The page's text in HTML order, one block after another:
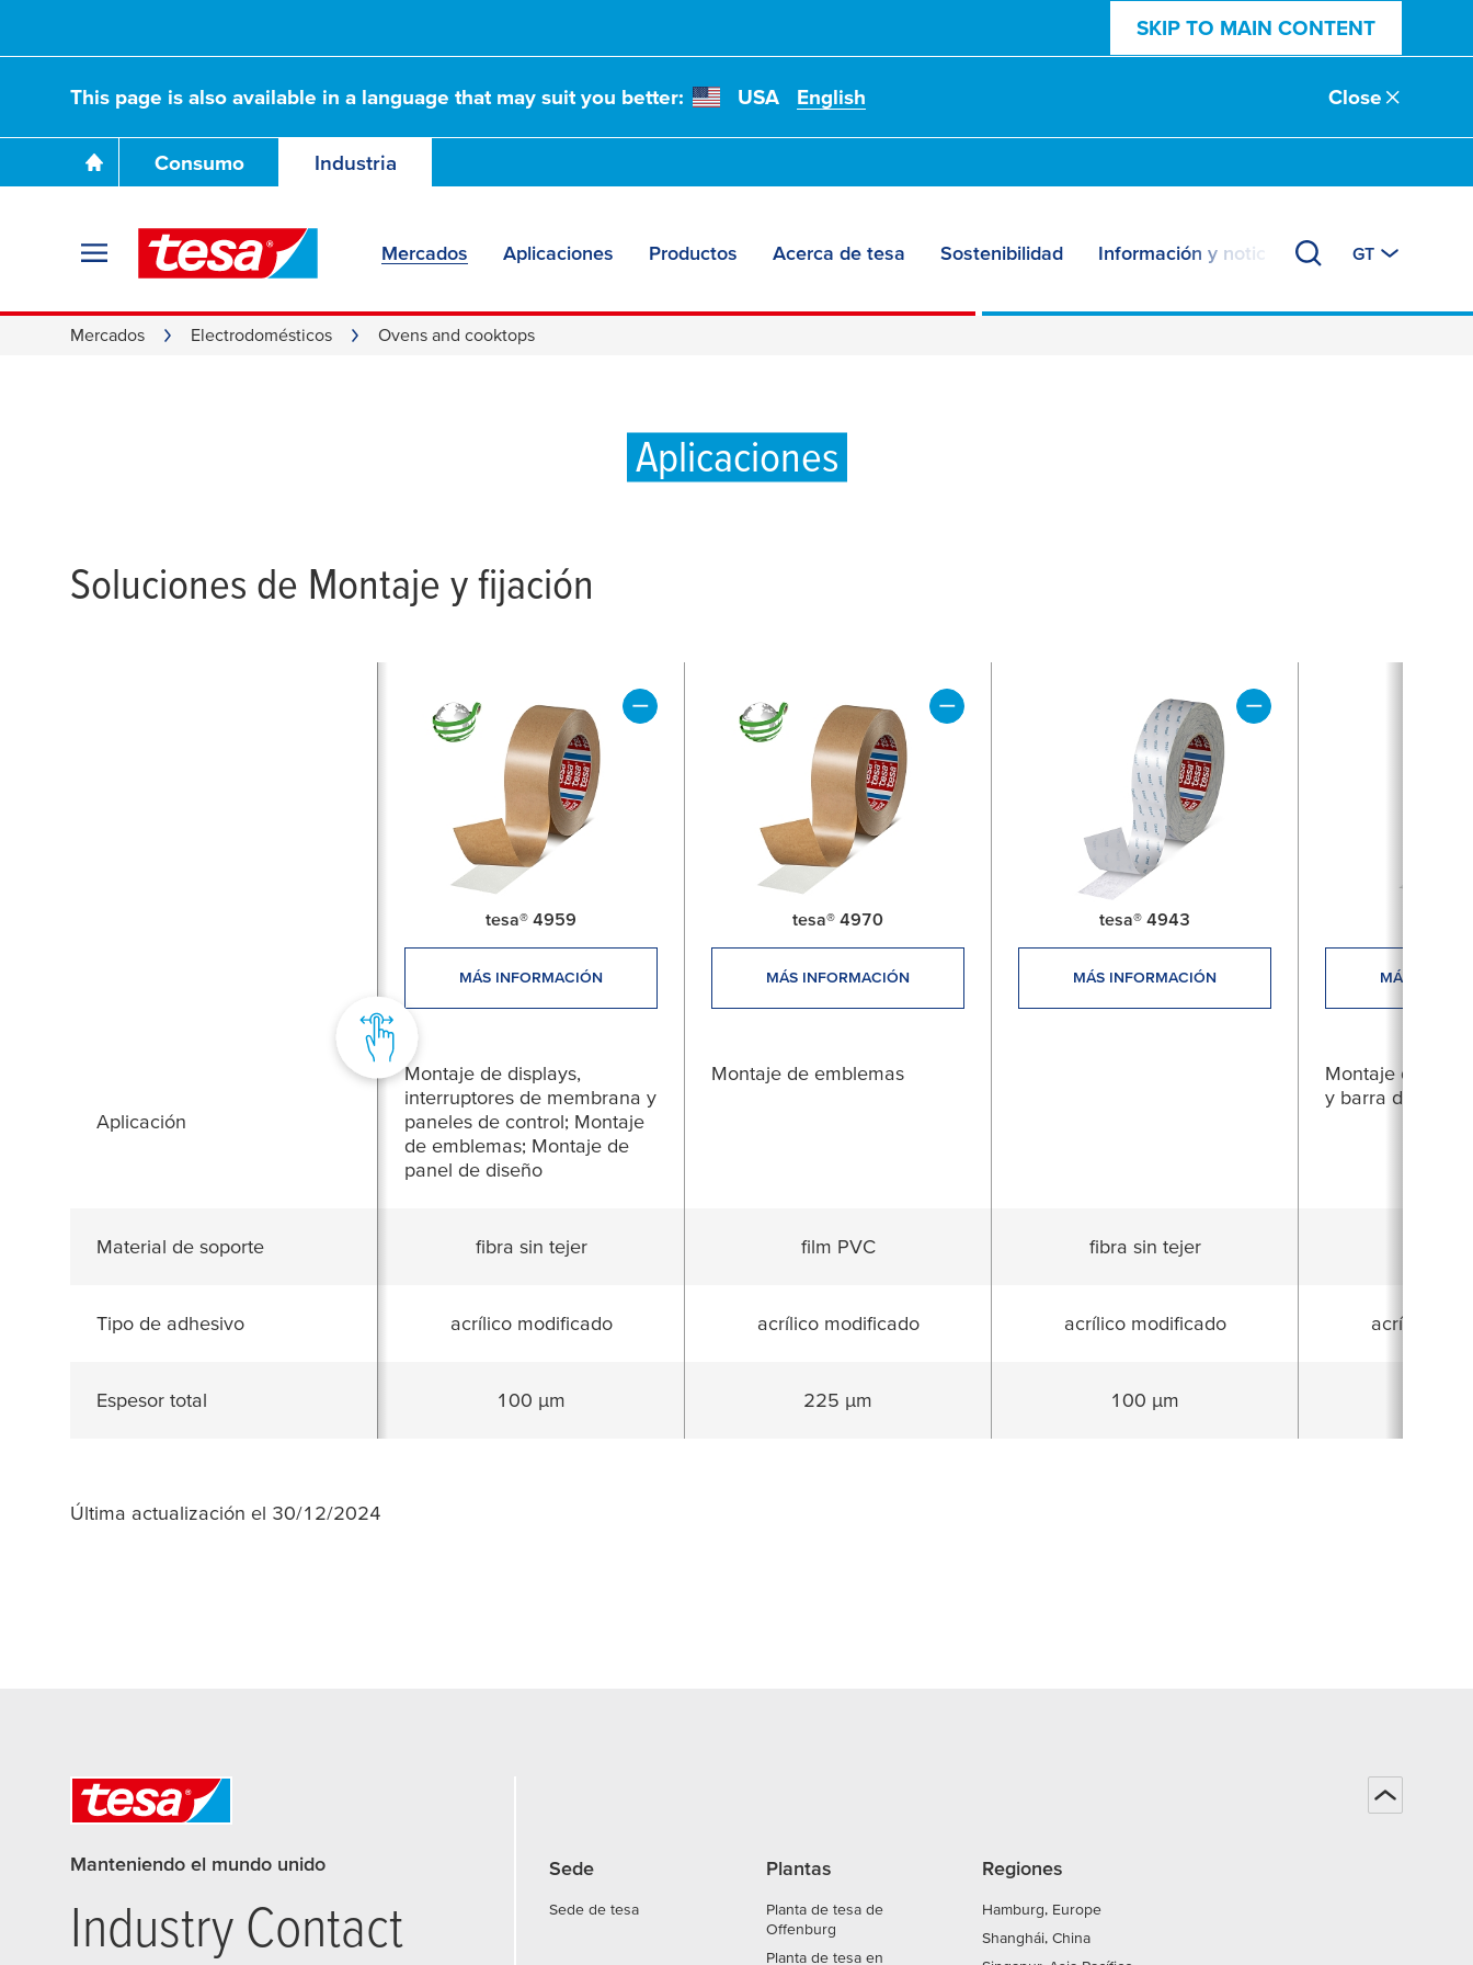
SKIP TO MAIN CONTENT
This page is also available in a language that may suit you better: USA English Close
Consumo Industria
Mercados Aplicaciones Productos Acerca de tesa Sostenibilidad Información y noticias GT
Mercados Electrodomésticos Ovens and cooktops
para hornos y cocinas
Aplicaciones
Soluciones de Montaje y fijación
tesa® 4959
MÁS INFORMACIÓN
tesa® 4970
MÁS INFORMACIÓN
tesa® 4943
MÁS INFORMACIÓN MÁS
Aplicación
Montaje de displays,
interruptores de membrana y
paneles de control; Montaje
de emblemas; Montaje de
panel de diseño
Montaje de emblemas
Montaje de
y barra de
Material de soporte fibra sin tejer film PVC fibra sin tejer
Tipo de adhesivo acrílico modificado acrílico modificado acrílico modificado acrílico
Espesor total 100 µm 225 µm 100 µm
Última actualización el 30/12/2024
Manteniendo el mundo unido
Industry Contact
Sede
Sede de tesa
Plantas
Planta de tesa de
Offenburg
Planta de tesa en
Regiones
Hamburg, Europe
Shanghái, China